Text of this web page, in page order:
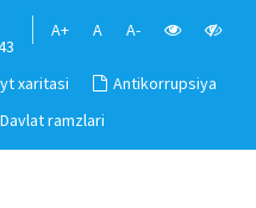
A+ A A-
xaritasi
Antikorrupsiya
Davlat ramzlari